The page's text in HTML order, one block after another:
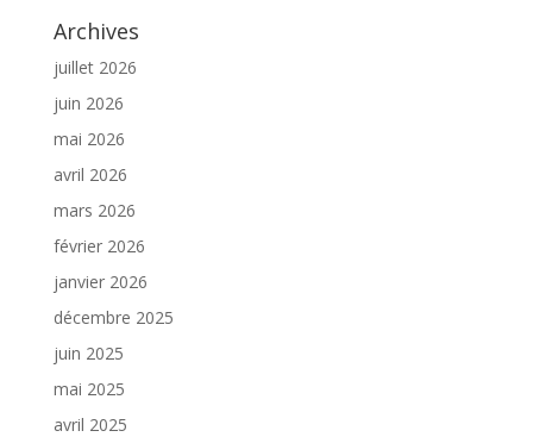
Archives
juillet 2026
juin 2026
mai 2026
avril 2026
mars 2026
février 2026
janvier 2026
décembre 2025
juin 2025
mai 2025
avril 2025